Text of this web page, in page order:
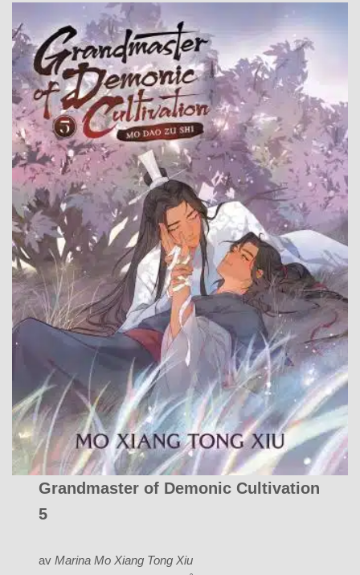
Grandmaster of Demonic Cultivation
5
avMarina Mo Xiang Tong Xiu